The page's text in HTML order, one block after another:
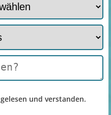
gelesen und verstanden.